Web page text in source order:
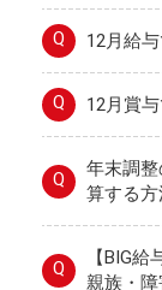
Q 12月給
Q 12月賞
Q
年末調
算する方
Q
【BIG
親族・